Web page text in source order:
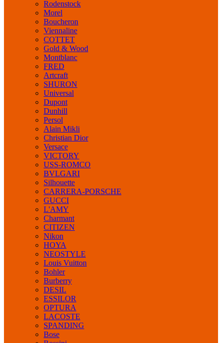
Rodenstock
Morel
Boucheron
Viennaline
COTTET
Gold & Wood
Montblanc
FRED
Artcraft
SHURON
Universal
Dupont
Dunhill
Persol
Alain Mikli
Christian Dior
Versace
VICTORY
USS-ROMCO
BVLGARI
Silhouette
CARRERA-PORSCHE
GUCCI
L'AMY
Charmant
CITIZEN
Nikon
HOYA
NEOSTYLE
Louis Vuitton
Bohler
Burberry
DESIL
ESSILOR
OPTURA
LACOSTE
SPANDING
Bose